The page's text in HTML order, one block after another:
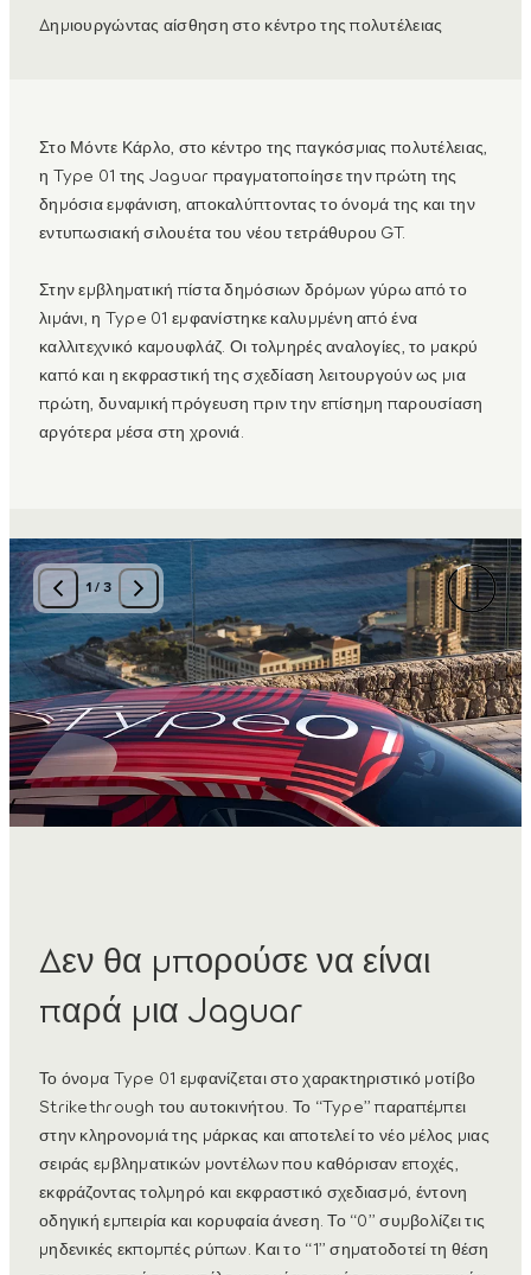
Δημιουργώντας αίσθηση στο κέντρο της πολυτέλειας
Στο Μόντε Κάρλο, στο κέντρο της παγκόσμιας πολυτέλειας,
η Type 01 της Jaguar πραγματοποίησε την πρώτη της
δημόσια εμφάνιση, αποκαλύπτοντας το όνομά της και την
εντυπωσιακή σιλουέτα του νέου τετράθυρου GT.
Στην εμβληματική πίστα δημόσιων δρόμων γύρω από το
λιμάνι, η Type 01 εμφανίστηκε καλυμμένη από ένα
καλλιτεχνικό καμουφλάζ. Οι τολμηρές αναλογίες, το μακρύ
καπό και η εκφραστική της σχεδίαση λειτουργούν ως μια
πρώτη, δυναμική πρόγευση πριν την επίσημη παρουσίαση
αργότερα μέσα στη χρονιά.
1/ 3
Δεν θα μπορούσε να είναι
παρά μια Jaguar
Το όνομα Type 01 εμφανίζεται στο χαρακτηριστικό μοτίβο
Strikethrough του αυτοκινήτου. Το “Type” παραπέμπει
στην κληρονομιά της μάρκας και αποτελεί το νέο μέλος μιας
σειράς εμβληματικών μοντέλων που καθόρισαν εποχές,
εκφράζοντας τολμηρό και εκφραστικό σχεδιασμό, έντονη
οδηγική εμπειρία και κορυφαία άνεση. Το “0” συμβολίζει τις
μηδενικές εκπομπές ρύπων. Και το “1” σηματοδοτεί τη θέση